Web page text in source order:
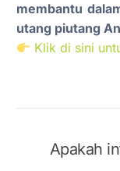
membantu
utang piutang
Klik di sini
Apakah